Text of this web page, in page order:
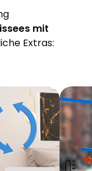
mit
Extras: